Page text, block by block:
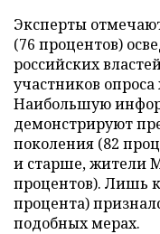
Эксперты
(76 процентов)
российских
участников
Наибольшую
демонстрируют
поколения (82
и старше, жители
процентов). Лишь
процента)
подобных мерах.